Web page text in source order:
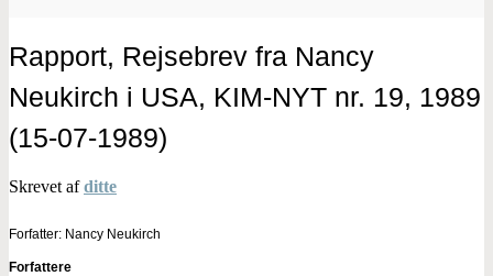
Rapport, Rejsebrev fra Nancy
Neukirch i USA, KIM-NYT nr. 19, 1989
(15-07-1989)
Skrevet afditte
Forfatter: Nancy Neukirch
Forfattere